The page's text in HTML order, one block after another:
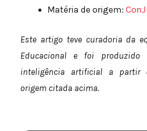
Matéria de origem:
Este artigo teve curadoria da
Educacional e foi produzido
inteligência artificial a partir
origem citada acima.